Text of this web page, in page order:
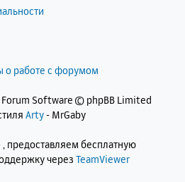
о работе с форумом
Forum Software © phpBB Limited
Arty- MrGaby
, предоставляем бесплатную
через TeamViewer